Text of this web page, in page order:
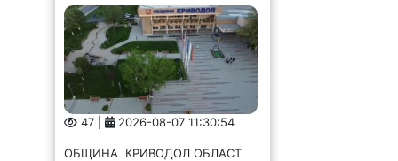
47 | 2026-08-07 11:30:54
ОБЩИНА КРИВОДОЛ ОБЛАСТ